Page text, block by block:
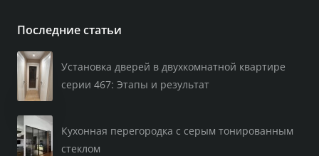
Последние статьи
Установка дверей в двухкомнатной квартире
серии 467: Этапы и результат
Кухонная перегородка с серым тонированным
стеклом